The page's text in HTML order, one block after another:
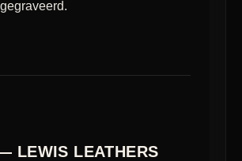
LEWIS LEATHERS